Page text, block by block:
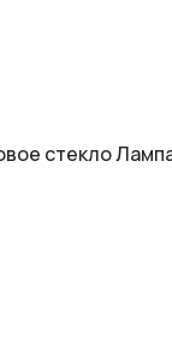
стекло